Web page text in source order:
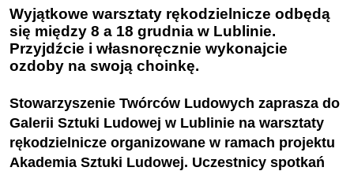
Wyjątkowe warsztaty rękodzielnicze odbędą
się między 8 a 18 grudnia w Lublinie.
Przyjdźcie i własnoręcznie wykonajcie
ozdoby na swoją choinkę.
Stowarzyszenie Twórców Ludowych zaprasza do
Galerii Sztuki Ludowej w Lublinie na warsztaty
rękodzielnicze organizowane w ramach projektu
Akademia Sztuki Ludowej. Uczestnicy spotkań